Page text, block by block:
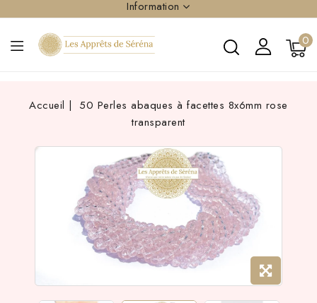
Information
0
Accueil
50 Perles abaques à facettes 8x6mm rose
transparent